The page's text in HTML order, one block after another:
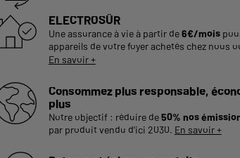
ELECTROSÛR
Une assurance à vie à partir de6€/mois
appareils de votre foyer achetés chez nous
En savoir +
Consommez plus responsable,
plus
Notre objectif : réduire de50% nos
par produit vendu d'ici 2030. En savoir +